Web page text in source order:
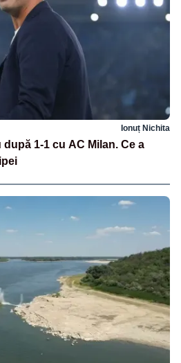
Ionuț Nichita
1-1 cu AC Milan. Ce a